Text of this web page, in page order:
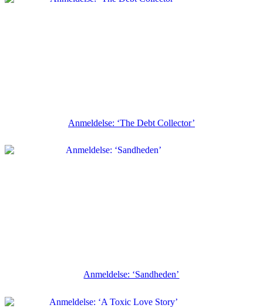
Anmeldelse: ‘The Debt Collector’
Anmeldelse: ‘Sandheden’